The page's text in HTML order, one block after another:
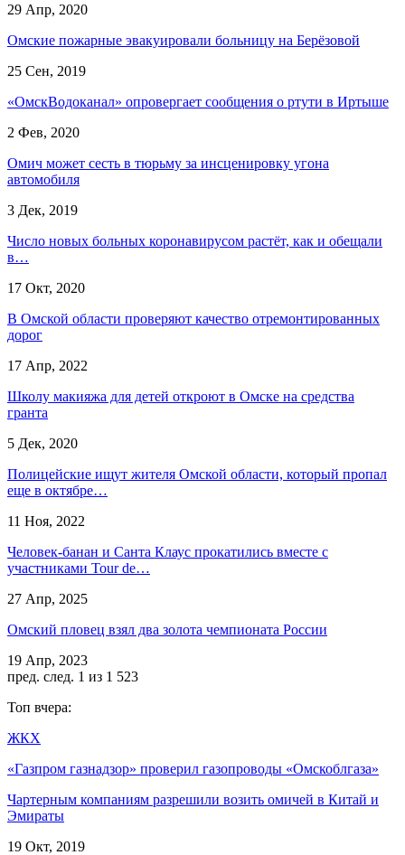
29 Апр, 2020
Омские пожарные эвакуировали больницу на Берёзовой
25 Сен, 2019
«ОмскВодоканал» опровергает сообщения о ртути в Иртыше
2 Фев, 2020
Омич может сесть в тюрьму за инсценировку угона
автомобиля
3 Дек, 2019
Число новых больных коронавирусом растёт, как и обещали
в…
17 Окт, 2020
В Омской области проверяют качество отремонтированных
дорог
17 Апр, 2022
Школу макияжа для детей откроют в Омске на средства
гранта
5 Дек, 2020
Полицейские ищут жителя Омской области, который пропал
еще в октябре…
11 Ноя, 2022
Человек-банан и Санта Клаус прокатились вместе с
участниками Tour de…
27 Апр, 2025
Омский пловец взял два золота чемпионата России
19 Апр, 2023
пред. след. 1 из 1 523
Топ вчера:
ЖКХ
«Газпром газнадзор» проверил газопроводы «Омскоблгаза»
Чартерным компаниям разрешили возить омичей в Китай и
Эмираты
19 Окт, 2019